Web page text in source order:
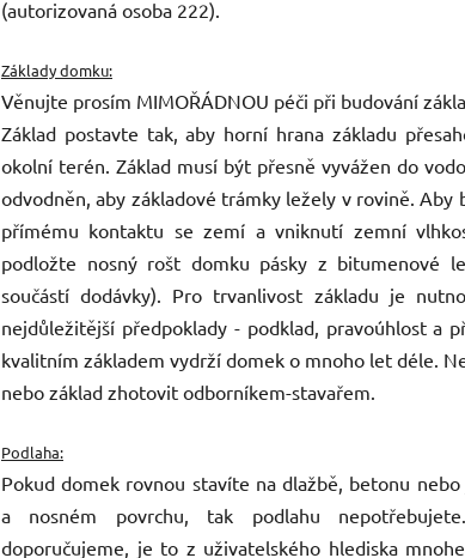
(autorizovaná osoba 222).
Základy domku:
Věnujte prosím MIMOŘÁDNOU péči při budování
Základ postavte tak, aby horní hrana základu
okolní terén. Základ musí být přesně vyvážen do
odvodněn, aby základové trámky ležely v rovině. Aby
přímému kontaktu se zemí a vniknutí zemní
podložte nosný rošt domku pásky z bitumenové
součástí dodávky). Pro trvanlivost základu je
nejdůležitější předpoklady - podklad, pravoúhlost a
kvalitním základem vydrží domek o mnoho let déle.
nebo základ zhotovit odborníkem-stavařem.
Podlaha:
Pokud domek rovnou stavíte na dlažbě, betonu
a nosném povrchu, tak podlahu
doporučujeme, je to z uživatelského hlediska